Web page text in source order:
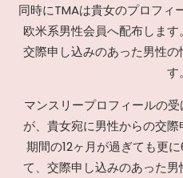
同時にTMAは貴女のプロフ
欧米系男性会員へ配布しま
交際申し込みのあった男性
す。
マンスリープロフィールの
が、貴女宛に男性からの交
期間の12ヶ月が過ぎても更
て、交際申し込みのあった